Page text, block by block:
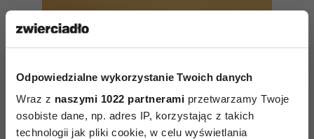
Odpowiedzialne wykorzystanie Twoich danych
Wraz z naszymi 1022 partnerami przetwarzamy Twoje
osobiste dane, np. adres IP, korzystając z takich
technologii jak pliki cookie, w celu wyświetlania
Duchowa misja